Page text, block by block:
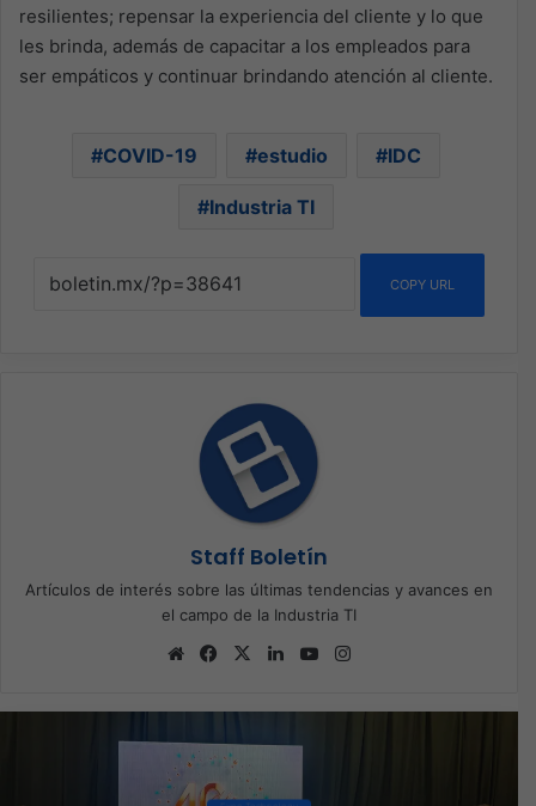
resilientes; repensar la experiencia del cliente y lo que
les brinda, además de capacitar a los empleados para
ser empáticos y continuar brindando atención al cliente.
COVID-19 estudio IDC
Industria TI
COPY URL
Staff Boletín
Artículos de interés sobre las últimas tendencias y avances en
el campo de la Industria TI
Sitio
Facebook
X LinkedInYouTube